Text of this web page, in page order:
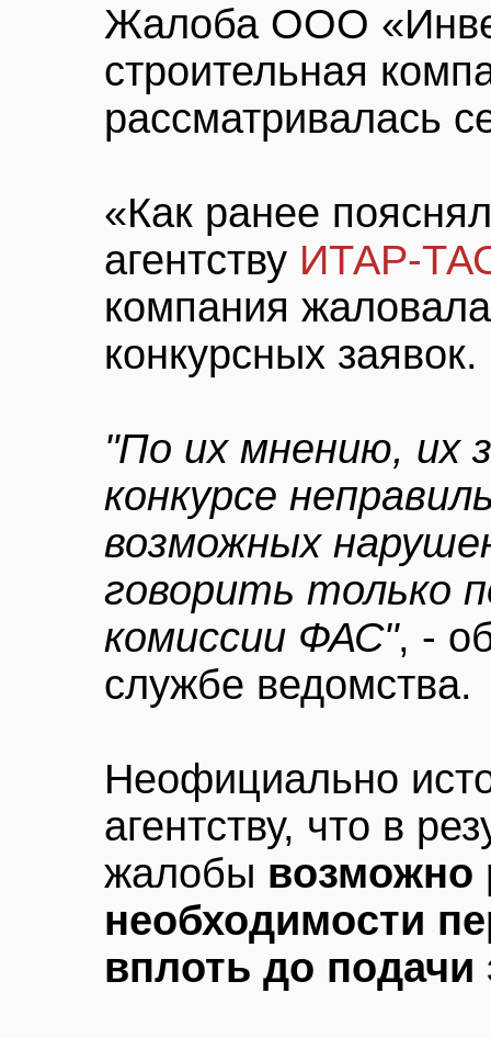
Жалоба ООО
строительная
рассматривалась
«Как ранее
агентству ИТАР-
компания
конкурсных заявок.
"По их мнению, их
конкурсе
возможных
говорить только
комиссии ФАС", -
службе ведомства.
Неофициально
агентству, что в
жалобы возможно
необходимости
вплоть до подачи